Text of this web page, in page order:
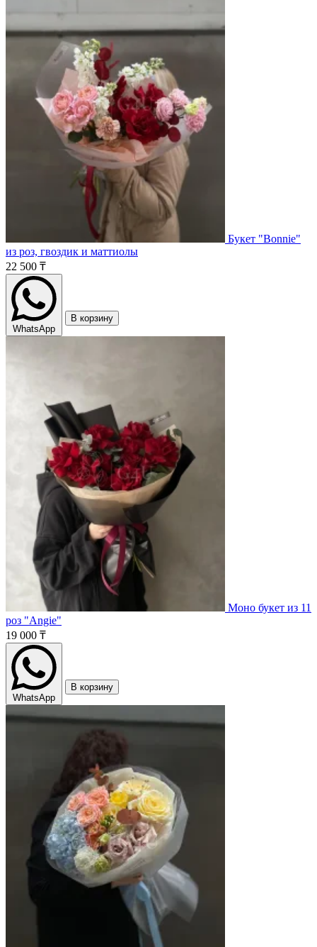
Букет "Bonnie"
из роз, гвоздик и маттиолы
22 500 ₸
WhatsApp
В корзину
Моно букет из 11
роз "Angie"
19 000 ₸
WhatsApp
В корзину